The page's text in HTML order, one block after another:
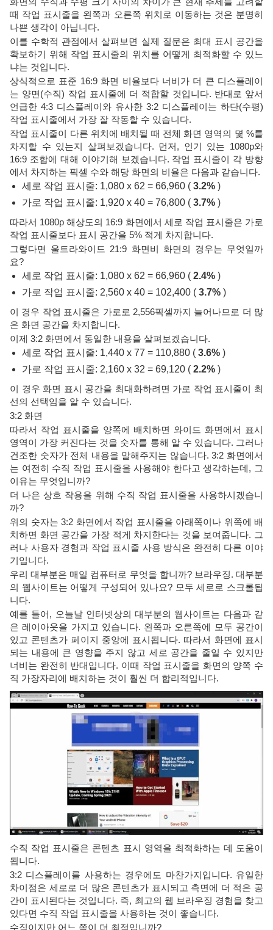
때 작업 표시줄을 왼쪽과 오른쪽 위치로 이동하는 것은 분명히
나쁜 생각이 아닙니다.
이를 수학적 관점에서 살펴보면 실제 질문은 최대 표시 공간을
확보하기 위해 작업 표시줄의 위치를 ​​어떻게 최적화할 수 있느
냐는 것입니다.
상식적으로 표준 16:9 화면 비율보다 너비가 더 큰 디스플레이
는 양면(수직) 작업 표시줄에 더 적합할 것입니다. 반대로 앞서
언급한 4:3 디스플레이와 유사한 3:2 디스플레이는 하단(수평)
작업 표시줄에서 가장 잘 작동할 수 있습니다.
작업 표시줄이 다른 위치에 배치될 때 전체 화면 영역의 몇 %를
차지할 수 있는지 살펴보겠습니다. 먼저, 인기 있는 1080p와
16:9 조합에 대해 이야기해 보겠습니다. 작업 표시줄이 각 방향
에서 차지하는 픽셀 수와 해당 화면의 비율은 다음과 같습니다.
세로 작업 표시줄: 1,080 x 62 = 66,960 ( 3.2% )
가로 작업 표시줄: 1,920 x 40 = 76,800 ( 3.7% )
따라서 1080p 해상도의 16:9 화면에서 세로 작업 표시줄은 가로
작업 표시줄보다 표시 공간을 5% 적게 차지합니다.
그렇다면 울트라와이드 21:9 화면비 화면의 경우는 무엇일까
요?
세로 작업 표시줄: 1,080 x 62 = 66,960 ( 2.4% )
가로 작업 표시줄: 2,560 x 40 = 102,400 ( 3.7% )
이 경우 작업 표시줄은 가로로 2,556픽셀까지 늘어나므로 더 많
은 화면 공간을 차지합니다.
이제 3:2 화면에서 동일한 내용을 살펴보겠습니다.
세로 작업 표시줄: 1,440 x 77 = 110,880 ( 3.6% )
가로 작업 표시줄: 2,160 x 32 = 69,120 ( 2.2% )
이 경우 화면 표시 공간을 최대화하려면 가로 작업 표시줄이 최
선의 선택임을 알 수 있습니다.
3:2 화면
따라서 작업 표시줄을 양쪽에 배치하면 와이드 화면에서 표시
영역이 가장 커진다는 것을 숫자를 통해 알 수 있습니다. 그러나
건조한 숫자가 전체 내용을 말해주지는 않습니다. 3:2 화면에서
는 여전히 수직 작업 표시줄을 사용해야 한다고 생각하는데, 그
이유는 무엇입니까?
더 나은 상호 작용을 위해 수직 작업 표시줄을 사용하시겠습니
까?
위의 숫자는 3:2 화면에서 작업 표시줄을 아래쪽이나 위쪽에 배
치하면 화면 공간을 가장 적게 차지한다는 것을 보여줍니다. 그
러나 사용자 경험과 작업 표시줄 사용 방식은 완전히 다른 이야
기입니다.
우리 대부분은 매일 컴퓨터로 무엇을 합니까? 브라우징. 대부분
의 웹사이트는 어떻게 구성되어 있나요? 모두 세로로 스크롤됩
니다.
예를 들어, 오늘날 인터넷상의 대부분의 웹사이트는 다음과 같
은 레이아웃을 가지고 있습니다. 왼쪽과 오른쪽에 모두 공간이
있고 콘텐츠가 페이지 중앙에 표시됩니다. 따라서 화면에 표시
되는 내용에 큰 영향을 주지 않고 세로 공간을 줄일 수 있지만
너비는 완전히 반대입니다. 이때 작업 표시줄을 화면의 양쪽 수
직 가장자리에 배치하는 것이 훨씬 더 합리적입니다.
수직 작업 표시줄은 콘텐츠 표시 영역을 최적화하는 데 도움이
됩니다.
3:2 디스플레이를 사용하는 경우에도 마찬가지입니다. 유일한
차이점은 세로로 더 많은 콘텐츠가 표시되고 측면에 더 적은 공
간이 표시된다는 것입니다. 즉, 최고의 웹 브라우징 경험을 찾고
있다면 수직 작업 표시줄을 사용하는 것이 좋습니다.
수직이지만 어느 쪽이 더 최적입니까?